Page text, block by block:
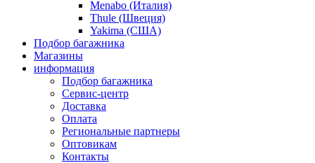
Menabo (Италия)
Thule (Швеция)
Yakima (США)
Подбор багажника
Магазины
информация
Подбор багажника
Сервис-центр
Доставка
Оплата
Региональные партнеры
Оптовикам
Контакты